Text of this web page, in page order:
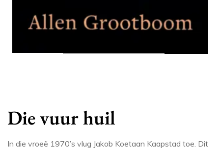
Die vuur huil
In die vroeë 1970’s vlug Jakob Koetaan Kaapstad toe. Dit